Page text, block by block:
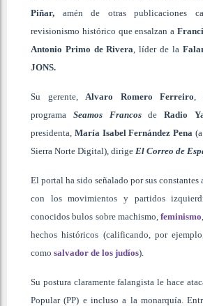
Piñar, amén de otras publicaciones
revisionismo histórico que ensalzan a
Antonio Primo de Rivera , líder de la
JONS.
Su gerente, Alvaro Romero Ferreiro
programa Seamos Francosde Radio
presidenta, María Isabel Fernández Pena
Sierra Norte Digital), dirige El Correo de
El portal ha sido señalado por sus
con los movimientos y partidos
conocidos bulos sobre machismo,feminismo
hechos históricos (calificando, por
como salvador de los judíos).
Su postura claramente falangista le hace
Popular (PP) e incluso a la monarquía.